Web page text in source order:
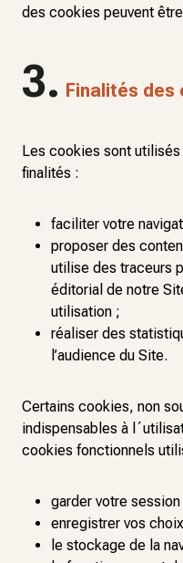
des cookies peuvent
3. Finalités
Les cookies sont
finalités :
faciliter votre
proposer des
utilise des traceurs
éditorial de notre
utilisation ;
réaliser des
l’audience du Site.
Certains cookies, non
indispensables à
cookies fonctionnels
garder votre
enregistrer vos
le stockage de la